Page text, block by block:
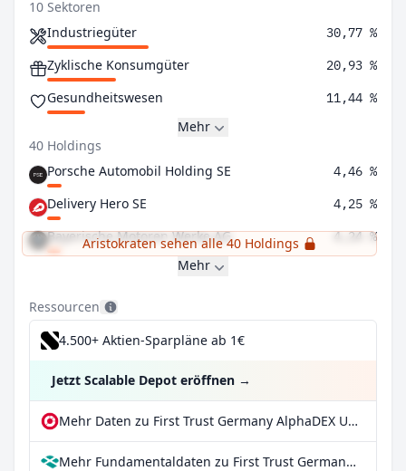
10 Sektoren
Industriegüter
30,77 %
Zyklische Konsumgüter 20,93 %
Gesundheitswesen 11,44 %
Mehr
40 Holdings
Porsche Automobil Holding SE
4,46 %
Delivery Hero SE 4,25 %
Bayerische Motoren Werke AG 4,24 %
Aristokraten sehen alle 40 Holdings
Mehr
Ressourcen
4.500+ Aktien-Sparpläne ab 1€
Jetzt Scalable Depot eröffnen →
Mehr Daten zu First Trust Germany AlphaDEX UCITS ETF bei extraETF
Mehr Fundamentaldaten zu First Trust Germany AlphaDEX UCITS ETF bei Parqet